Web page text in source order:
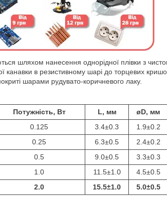
шляхом нанесення однорідної плівки з
канавки в резистивному шарі до торцевих
шарами рудувато-коричневого лаку.
Потужність, Вт L, мм øD, мм
0.125
3.4±0.3 1.9±0.2
0.25
6.3±0.5 2.4±0.2
0.5
9.0±0.5 3.3±0.3
1.0
11.5±1.0 4.5±0.5
2.0
15.5±1.0 5.0±0.5